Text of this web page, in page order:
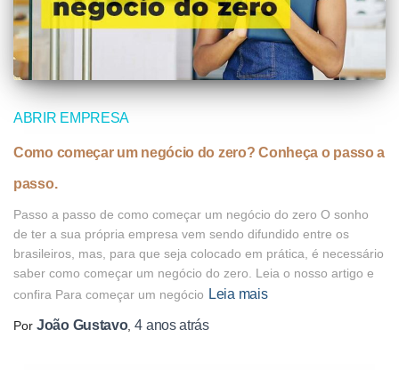
ABRIR EMPRESA
Como começar um negócio do zero? Conheça o passo a
passo.
Passo a passo de como começar um negócio do zero O sonho
de ter a sua própria empresa vem sendo difundido entre os
brasileiros, mas, para que seja colocado em prática, é necessário
saber como começar um negócio do zero. Leia o nosso artigo e
confira Para começar um negócio Leia mais
Por João Gustavo,4 anosatrás